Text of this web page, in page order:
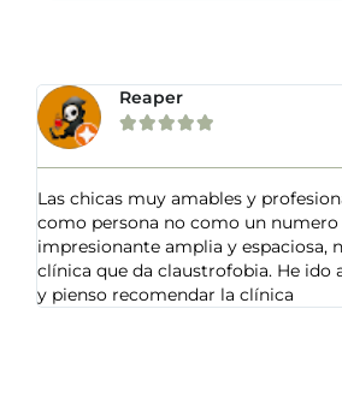
Reaper

Las chicas muy amables y
como persona no como un numero
impresionante amplia y espaciosa,
clínica que da claustrofobia. He ido
y pienso recomendar la clínica